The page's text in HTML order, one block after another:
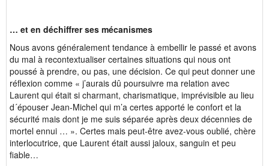
… et en déchiffrer ses mécanismes
Nous avons généralement tendance à embellir le passé et avons
du mal à recontextualiser certaines situations qui nous ont
poussé à prendre, ou pas, une décision. Ce qui peut donner une
réflexion comme « j’aurais dû poursuivre ma relation avec
Laurent qui était si charmant, charismatique, imprévisible au lieu
d´épouser Jean-Michel qui m’a certes apporté le confort et la
sécurité mais dont je me suis séparée après deux décennies de
mortel ennui … ». Certes mais peut-être avez-vous oublié, chère
interlocutrice, que Laurent était aussi jaloux, sanguin et peu
fiable…